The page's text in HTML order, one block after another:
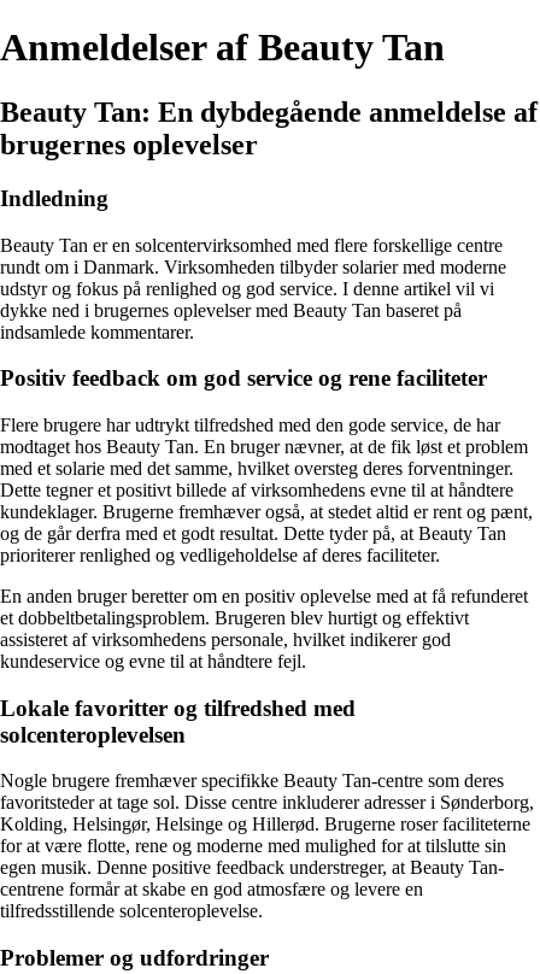
Anmeldelser af Beauty Tan
Beauty Tan: En dybdegående anmeldelse af
brugernes oplevelser
Indledning
Beauty Tan er en solcentervirksomhed med flere forskellige centre
rundt om i Danmark. Virksomheden tilbyder solarier med moderne
udstyr og fokus på renlighed og god service. I denne artikel vil vi
dykke ned i brugernes oplevelser med Beauty Tan baseret på
indsamlede kommentarer.
Positiv feedback om god service og rene faciliteter
Flere brugere har udtrykt tilfredshed med den gode service, de har
modtaget hos Beauty Tan. En bruger nævner, at de fik løst et problem
med et solarie med det samme, hvilket oversteg deres forventninger.
Dette tegner et positivt billede af virksomhedens evne til at håndtere
kundeklager. Brugerne fremhæver også, at stedet altid er rent og pænt,
og de går derfra med et godt resultat. Dette tyder på, at Beauty Tan
prioriterer renlighed og vedligeholdelse af deres faciliteter.
En anden bruger beretter om en positiv oplevelse med at få refunderet
et dobbeltbetalingsproblem. Brugeren blev hurtigt og effektivt
assisteret af virksomhedens personale, hvilket indikerer god
kundeservice og evne til at håndtere fejl.
Lokale favoritter og tilfredshed med
solcenteroplevelsen
Nogle brugere fremhæver specifikke Beauty Tan-centre som deres
favoritsteder at tage sol. Disse centre inkluderer adresser i Sønderborg,
Kolding, Helsingør, Helsinge og Hillerød. Brugerne roser faciliteterne
for at være flotte, rene og moderne med mulighed for at tilslutte sin
egen musik. Denne positive feedback understreger, at Beauty Tan-
centrene formår at skabe en god atmosfære og levere en
tilfredsstillende solcenteroplevelse.
Problemer og udfordringer